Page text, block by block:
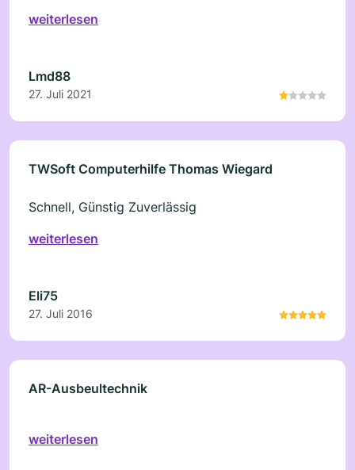
weiterlesen
Lmd88
27. Juli 2021
TWSoft Computerhilfe Thomas Wiegard
Schnell, Günstig Zuverlässig
weiterlesen
Eli75
27. Juli 2016
AR-Ausbeultechnik
weiterlesen